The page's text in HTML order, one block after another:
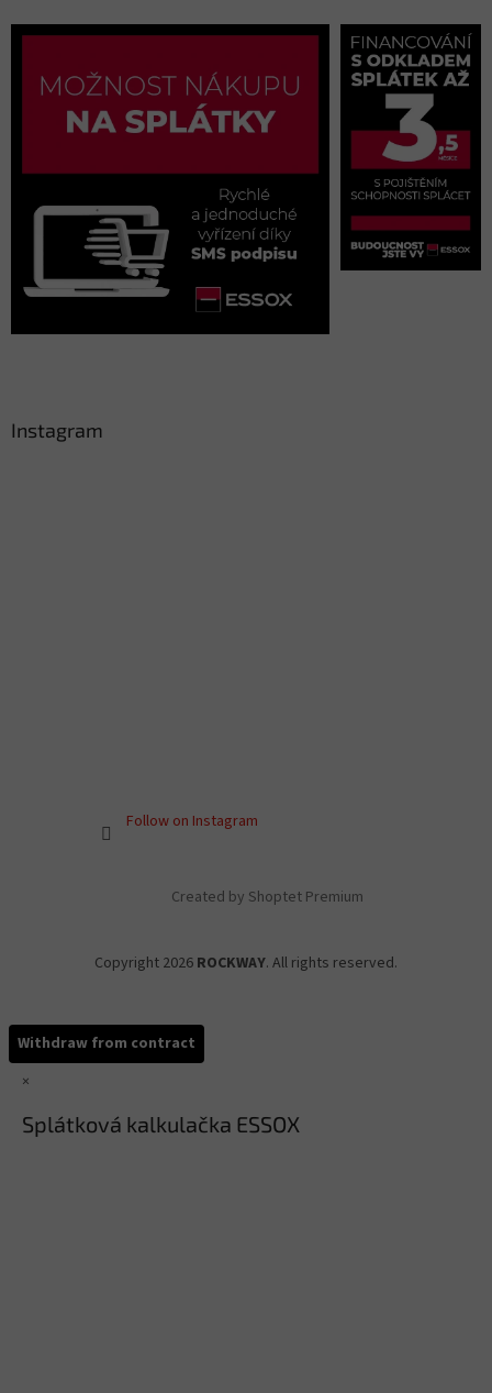
Instagram
Follow on Instagram
Created by Shoptet Premium
Copyright 2026 ROCKWAY. All rights reserved.
Withdraw from contract
×
Splátková kalkulačka ESSOX